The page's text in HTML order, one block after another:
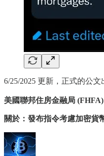
6/25/2025 更新，正式的公文
美國聯邦住房金融局 (FHFA)
關於：發布指令考慮加密